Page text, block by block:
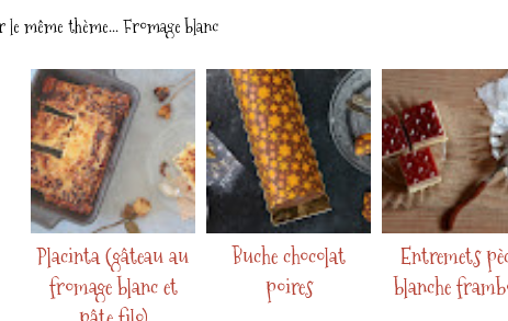
le même thème...Fromage blanc
Placinta (gâteau au
fromage blanc et
Buche chocolat
poires
Entremets
blanche